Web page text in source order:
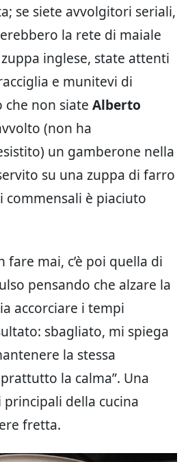
se siete avvolgitori seriali,
la rete di maiale
inglese, state attenti
e munitevi di
che non siate Alberto
(non ha
un gamberone nella
su una zuppa di farro
commensali è piaciuto
fare mai, c’è poi quella di
pensando che alzare la
accorciare i tempi
sbagliato, mi spiega
la stessa
la calma”. Una
della cucina
fretta.